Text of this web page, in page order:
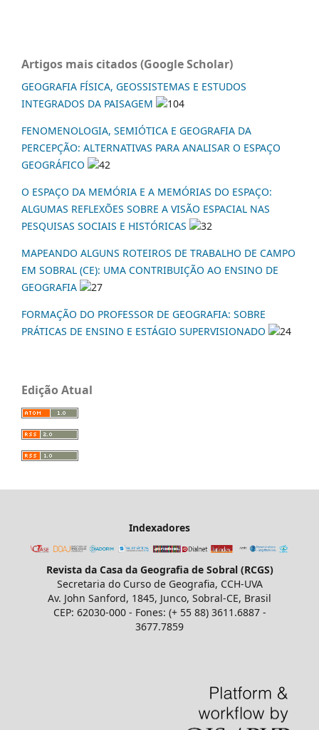
Artigos mais citados (Google Scholar)
GEOGRAFIA FÍSICA, GEOSSISTEMAS E ESTUDOS
INTEGRADOS DA PAISAGEM
104
FENOMENOLOGIA, SEMIÓTICA E GEOGRAFIA DA
PERCEPÇÃO: ALTERNATIVAS PARA ANALISAR O ESPAÇO
GEOGRÁFICO
42
O ESPAÇO DA MEMÓRIA E A MEMÓRIAS DO ESPAÇO:
ALGUMAS REFLEXÕES SOBRE A VISÃO ESPACIAL NAS
PESQUISAS SOCIAIS E HISTÓRICAS
32
MAPEANDO ALGUNS ROTEIROS DE TRABALHO DE CAMPO
EM SOBRAL (CE): UMA CONTRIBUIÇÃO AO ENSINO DE
GEOGRAFIA
27
FORMAÇÃO DO PROFESSOR DE GEOGRAFIA: SOBRE
PRÁTICAS DE ENSINO E ESTÁGIO SUPERVISIONADO
24
Edição Atual
Indexadores
Revista da Casa da Geografia de Sobral (RCGS)
Secretaria do Curso de Geografia, CCH-UVA
Av. John Sanford, 1845, Junco, Sobral-CE, Brasil
CEP: 62030-000 - Fones: (+ 55 88) 3611.6887 -
3677.7859